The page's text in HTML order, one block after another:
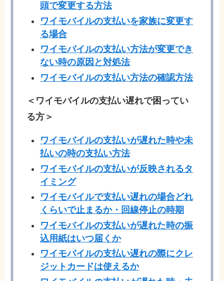
頭で変更する方法
ワイモバイルの支払いを家族に変更す
る場合
ワイモバイルの支払い方法が変更でき
ない時の原因と対処法
ワイモバイルの支払い方法の確認方法
＜ワイモバイルの支払い遅れで困ってい
る方＞
ワイモバイルの支払いが遅れた時や未
払いの時の支払い方法
ワイモバイルの支払いが反映されるタ
イミング
ワイモバイルで支払い遅れの場合どれ
くらいで止まるか・回線停止の時期
ワイモバイルの支払いが遅れた時の振
込用紙はいつ届くか
ワイモバイルの支払い遅れの際にクレ
ジットカードは使えるか